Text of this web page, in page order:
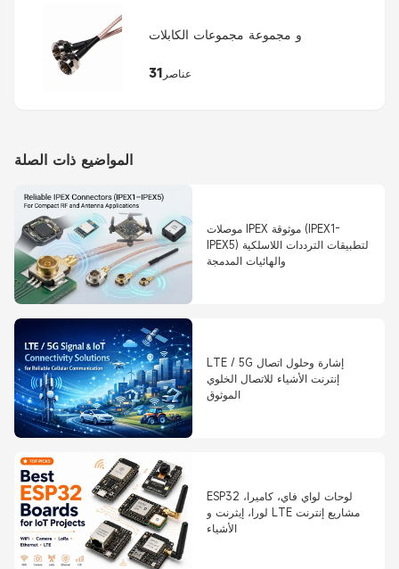
و مجموعة مجموعات الكابلات
31 عناصر
المواضيع ذات الصلة
موصلات IPEX موثوقة (IPEX1-
IPEX5) لتطبيقات الترددات اللاسلكية
والهائيات المدمجة
LTE / 5G إشارة وحلول اتصال
إنترنت الأشياء للاتصال الخلوي
الموثوق
ESP32 لوحات لواي فاي، كاميرا،
لورا، إيثرنت و LTE مشاريع إنترنت
الأشياء